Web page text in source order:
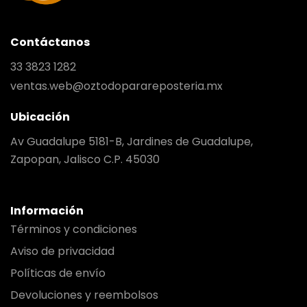
Contáctanos
33 3823 1282
ventas.web@oztodoparareposteria.mx
Ubicación
Av Guadalupe 5181-B, Jardines de Guadalupe,
Zapopan, Jalisco C.P. 45030
Información
Términos y condiciones
Aviso de privacidad
Políticas de envío
Devoluciones y reembolsos